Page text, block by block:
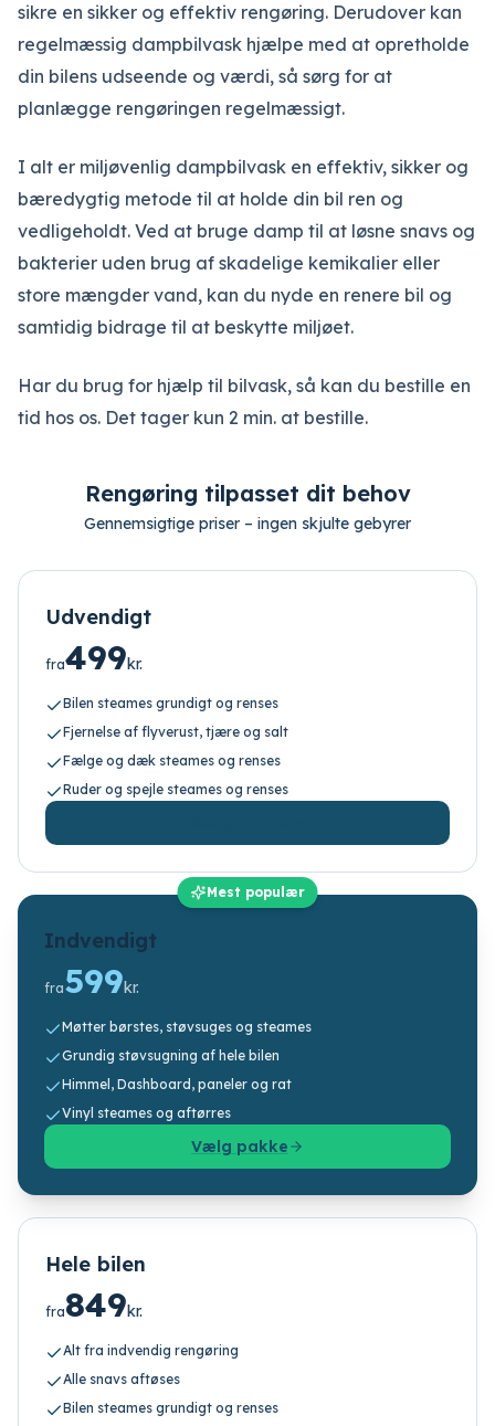
sikre en sikker og effektiv rengøring. Derudover kan
regelmæssig dampbilvask hjælpe med at opretholde
din bilens udseende og værdi, så sørg for at
planlægge rengøringen regelmæssigt.
I alt er miljøvenlig dampbilvask en effektiv, sikker og
bæredygtig metode til at holde din bil ren og
vedligeholdt. Ved at bruge damp til at løsne snavs og
bakterier uden brug af skadelige kemikalier eller
store mængder vand, kan du nyde en renere bil og
samtidig bidrage til at beskytte miljøet.
Har du brug for hjælp til bilvask, så kan du bestille en
tid hos os. Det tager kun 2 min. at bestille.
Rengøring tilpasset dit behov
Gennemsigtige priser – ingen skjulte gebyrer
Udvendigt
fra499kr.
Bilen steames grundigt og renses
Fjernelse af flyverust, tjære og salt
Fælge og dæk steames og renses
Ruder og spejle steames og renses
Mest populær
Indvendigt
fra599kr.
Møtter børstes, støvsuges og steames
Grundig støvsugning af hele bilen
Himmel, Dashboard, paneler og rat
Vinyl steames og aftørres
Vælg pakke
Hele bilen
fra849kr.
Alt fra indvendig rengøring
Alle snavs aftøses
Bilen steames grundigt og renses